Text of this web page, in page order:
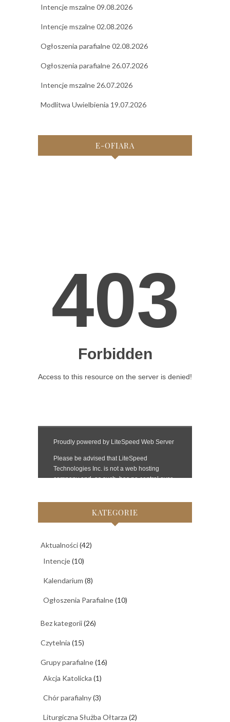
Intencje mszalne 09.08.2026
Intencje mszalne 02.08.2026
Ogłoszenia parafialne 02.08.2026
Ogłoszenia parafialne 26.07.2026
Intencje mszalne 26.07.2026
Modlitwa Uwielbienia 19.07.2026
E-OFIARA
KATEGORIE
Aktualności(42)
Intencje(10)
Kalendarium (8)
Ogłoszenia Parafialne(10)
Bez kategorii(26)
Czytelnia (15)
Grupy parafialne(16)
Akcja Katolicka (1)
Chór parafialny(3)
Liturgiczna Służba Ołtarza (2)